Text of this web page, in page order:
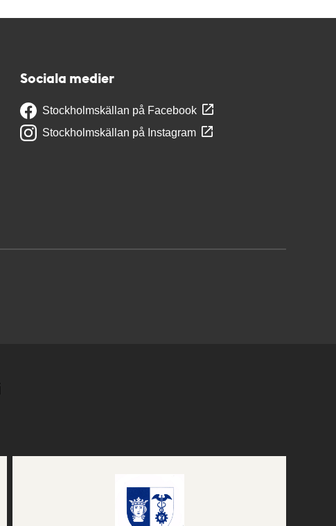
Sociala medier
Stockholmskällan på Facebook
Stockholmskällan på Instagram